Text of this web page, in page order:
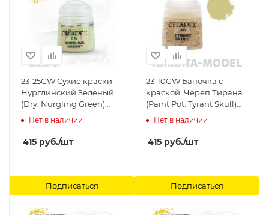
23-25GW Сухие краски:
Нурглинский Зеленый
(Dry: Nurgling Green)
Citadel
Нет в наличии
415 руб./шт
Подписаться
23-10GW Баночка с
краской: Череп Тирана
(Paint Pot: Tyrant Skull)
Citadel
Нет в наличии
415 руб./шт
Подписаться